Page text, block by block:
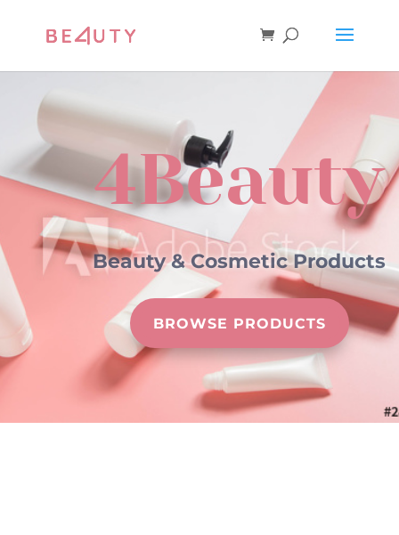
4Beauty
Beauty & Cosmetic Products
BROWSE PRODUCTS